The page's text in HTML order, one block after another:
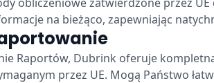
na bieżąco, zapewniając
Raportów, Dubrink oferuje
przez UE. Mogą Państwo